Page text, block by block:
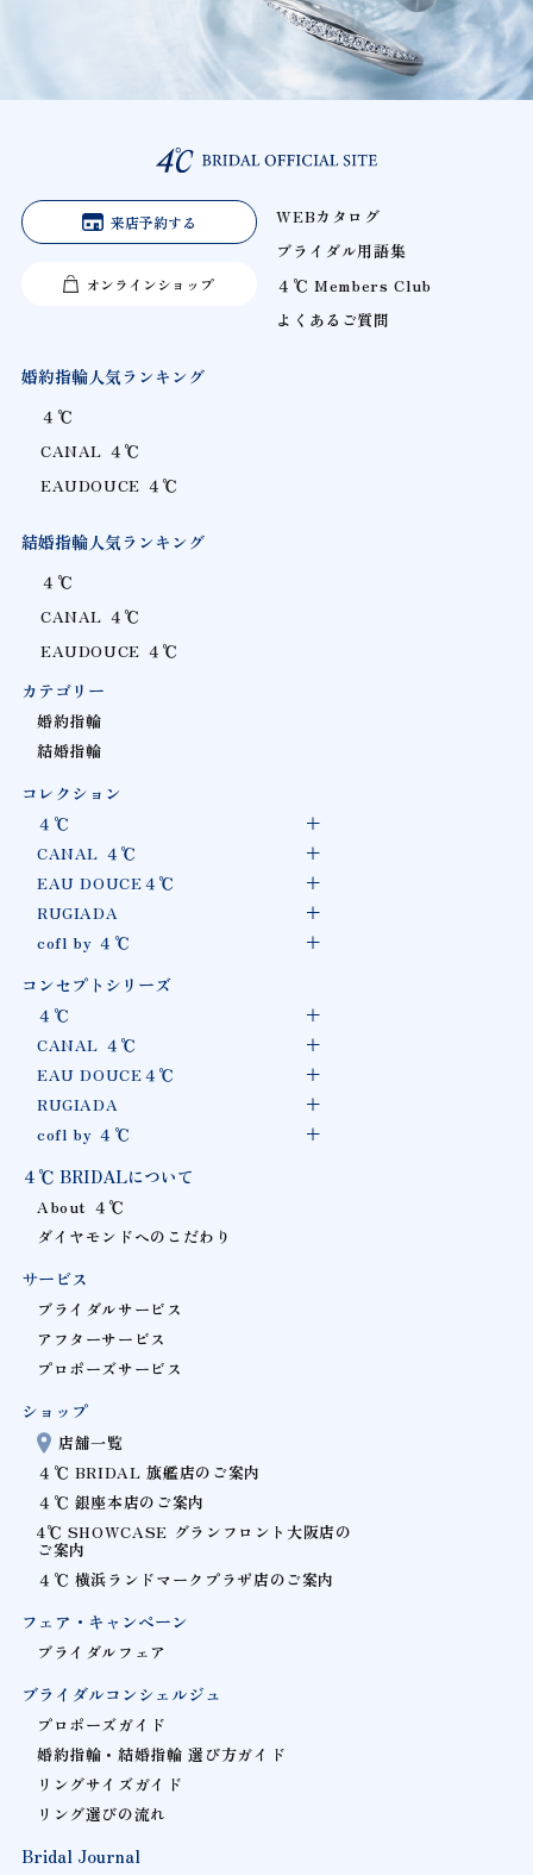
来店予約する
オンラインショップ
WEBカタログ
ブライダル用語集
４℃ Members Club
よくあるご質問
婚約指輪人気ランキング
４℃
CANAL ４℃
EAUDOUCE ４℃
結婚指輪人気ランキング
４℃
CANAL ４℃
EAUDOUCE ４℃
カテゴリー
婚約指輪
結婚指輪
コレクション
４℃
CANAL ４℃
EAU DOUCE４℃
RUGIADA
cofl by ４℃
コンセプトシリーズ
４℃
CANAL ４℃
EAU DOUCE４℃
RUGIADA
cofl by ４℃
４℃ BRIDALについて
About ４℃
ダイヤモンドへのこだわり
サービス
ブライダルサービス
アフターサービス
プロポーズサービス
ショップ
店舗一覧
４℃ BRIDAL 旗艦店のご案内
４℃ 銀座本店のご案内
4℃ SHOWCASE グランフロント大阪店の
ご案内
４℃ 横浜ランドマークプラザ店のご案内
フェア・キャンペーン
ブライダルフェア
ブライダルコンシェルジュ
プロポーズガイド
婚約指輪・結婚指輪 選び方ガイド
リングサイズガイド
リング選びの流れ
Bridal Journal